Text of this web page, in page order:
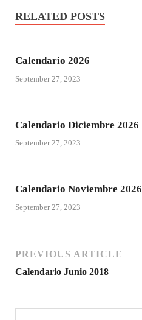
RELATED POSTS
Calendario 2026
September 27, 2023
Calendario Diciembre 2026
September 27, 2023
Calendario Noviembre 2026
September 27, 2023
PREVIOUS ARTICLE
Calendario Junio 2018